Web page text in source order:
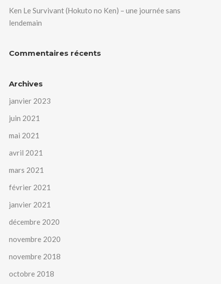
Ken Le Survivant (Hokuto no Ken) – une journée sans
lendemain
Commentaires récents
Archives
janvier 2023
juin 2021
mai 2021
avril 2021
mars 2021
février 2021
janvier 2021
décembre 2020
novembre 2020
novembre 2018
octobre 2018